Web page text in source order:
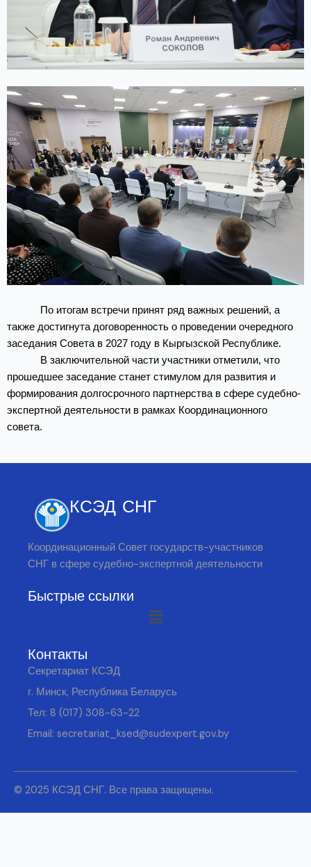
По итогам встречи принят ряд важных решений, а
также достигнута договоренность о проведении очередного
заседания Совета в 2027 году в Кыргызской Республике.
В заключительной части участники отметили, что
прошедшее заседание станет стимулом для развития и
формирования долгосрочного партнерства в сфере судебно-
экспертной деятельности в рамках Координационного
совета.
КСЭД СНГ
Координационный Совет государств-участников
СНГ в сфере судебно-экспертной деятельности
Быстрые ссылки
Меню
Контакты
Секретариат КСЭД
г. Минск, Республика Беларусь
Тел: 8 (017) 308-63-22
Email: secretariat_ksed@sudexpert.gov.by
© 2025 КСЭД СНГ. Все права защищены.